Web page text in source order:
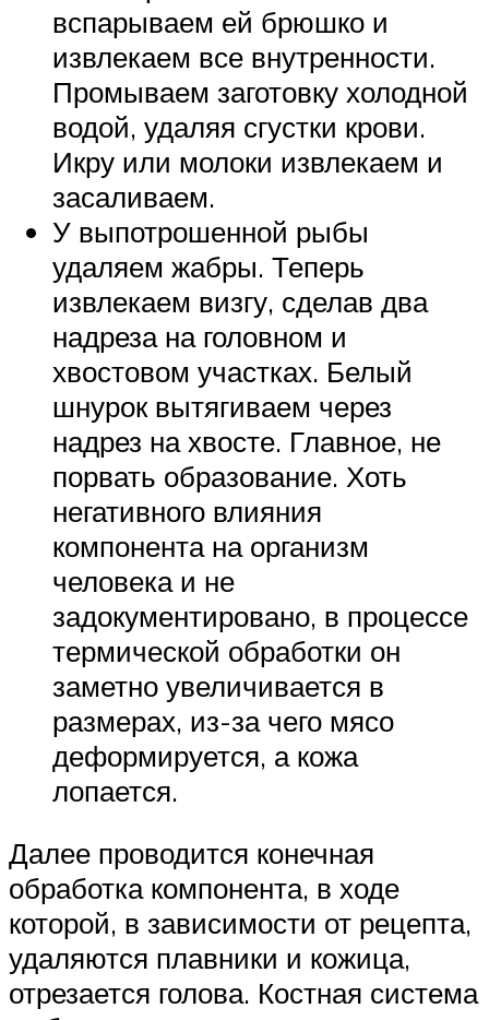
вспарываем ей брюшко и
извлекаем все внутренности.
Промываем заготовку холодной
водой, удаляя сгустки крови.
Икру или молоки извлекаем и
засаливаем.
У выпотрошенной рыбы
удаляем жабры. Теперь
извлекаем визгу, сделав два
надреза на головном и
хвостовом участках. Белый
шнурок вытягиваем через
надрез на хвосте. Главное, не
порвать образование. Хоть
негативного влияния
компонента на организм
человека и не
задокументировано, в процессе
термической обработки он
заметно увеличивается в
размерах, из-за чего мясо
деформируется, а кожа
лопается.
Далее проводится конечная
обработка компонента, в ходе
которой, в зависимости от рецепта,
удаляются плавники и кожица,
отрезается голова. Костная система